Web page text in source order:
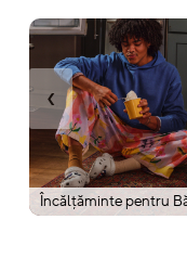
Încălțăminte pentru
‹